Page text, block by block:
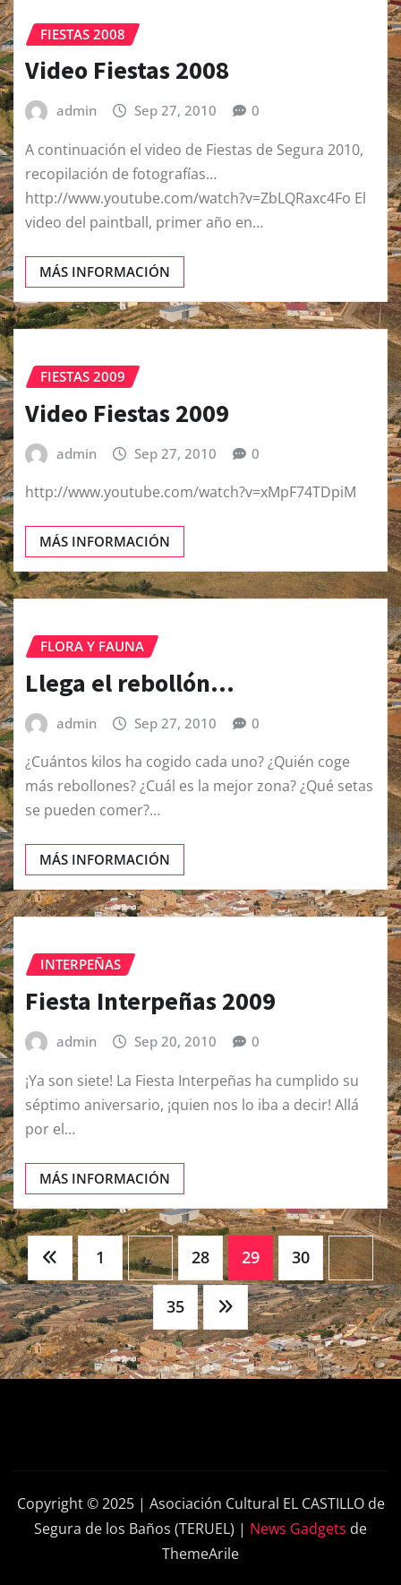
FIESTAS 2008
Video Fiestas 2008
admin Sep 27, 2010 0
A continuación el video de Fiestas de Segura 2010,
recopilación de fotografías…
http://www.youtube.com/watch?v=ZbLQRaxc4Fo El
video del paintball, primer año en…
MÁS INFORMACIÓN
FIESTAS 2009
Video Fiestas 2009
admin Sep 27, 2010 0
http://www.youtube.com/watch?v=xMpF74TDpiM
MÁS INFORMACIÓN
FLORA Y FAUNA
Llega el rebollón…
admin Sep 27, 2010 0
¿Cuántos kilos ha cogido cada uno? ¿Quién coge
más rebollones? ¿Cuál es la mejor zona? ¿Qué setas
se pueden comer?…
MÁS INFORMACIÓN
INTERPEÑAS
Fiesta Interpeñas 2009
admin Sep 20, 2010 0
¡Ya son siete! La Fiesta Interpeñas ha cumplido su
séptimo aniversario, ¡quien nos lo iba a decir! Allá
por el…
MÁS INFORMACIÓN
Paginación
de
entradas
1 … 28 29 30 …
35
Copyright © 2025 | Asociación Cultural EL CASTILLO de
Segura de los Baños (TERUEL) | News Gadgets de
ThemeArile